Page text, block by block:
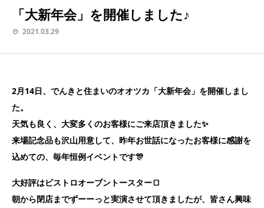
「大新年会」を開催しました♪
2021.03.29
2月14日、でんきと住まいのオオツカ「大新年会」を開催しまし
た。
天気も良く、大変多くのお客様にご来店頂きました✨
来場記念品も沢山用意して、昨年お世話になったお客様に感謝を
込めての、毎年恒例イベントです🎊
大好評はビストロオーブントースター🍞
朝から閉店までずーーっと実演させて頂きましたが、皆さん興味